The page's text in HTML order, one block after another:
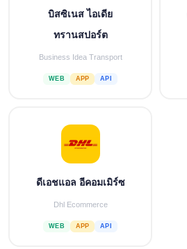
บิสซิเนส ไอเดีย
ทรานสปอร์ต
Business Idea Transport
WEB APP API
ดีเอชแอล อีคอมเมิร์ซ
Dhl Ecommerce
WEB APP API